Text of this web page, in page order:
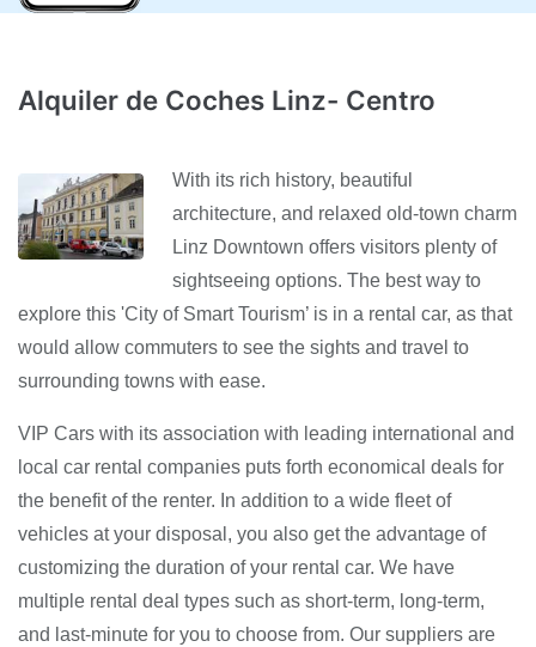
Alquiler de Coches Linz- Centro
With its rich history, beautiful
architecture, and relaxed old-town charm
Linz Downtown offers visitors plenty of
sightseeing options. The best way to
explore this 'City of Smart Tourism’ is in a rental car, as that
would allow commuters to see the sights and travel to
surrounding towns with ease.
VIP Cars with its association with leading international and
local car rental companies puts forth economical deals for
the benefit of the renter. In addition to a wide fleet of
vehicles at your disposal, you also get the advantage of
customizing the duration of your rental car. We have
multiple rental deal types such as short-term, long-term,
and last-minute for you to choose from. Our suppliers are